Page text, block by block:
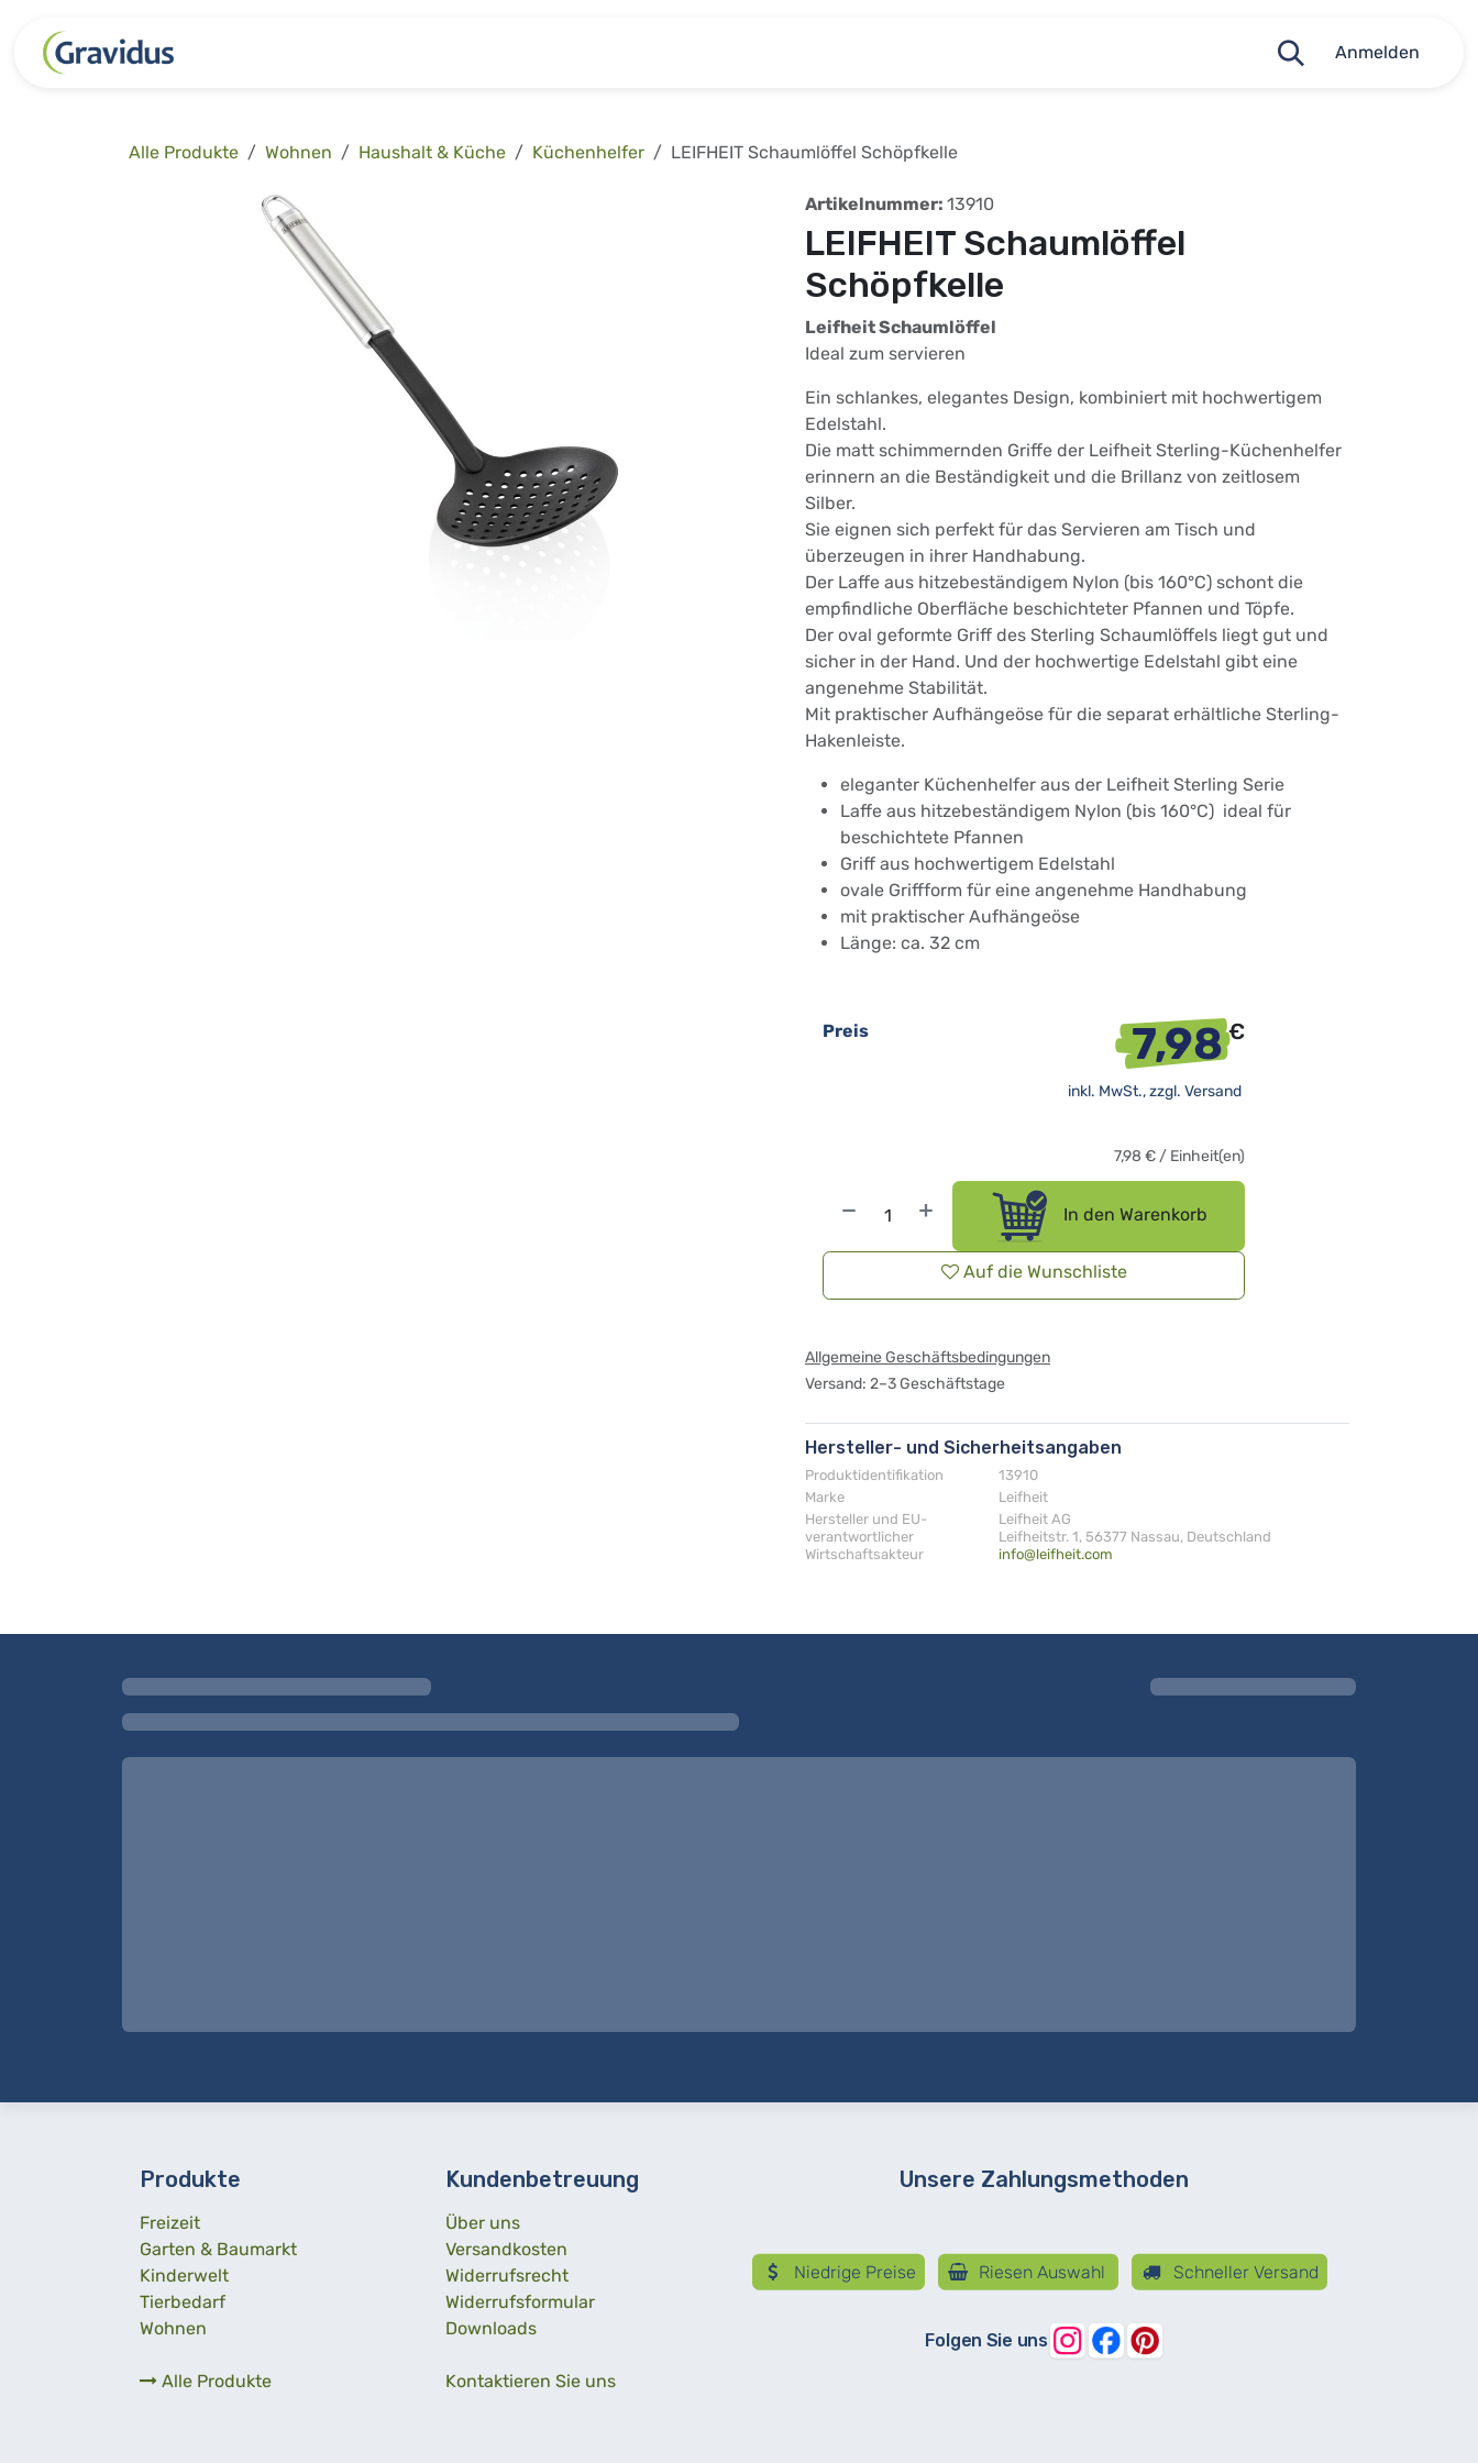
Anmelden
Alle Produkte Wohnen Haushalt & Küche Küchenhelfer LEIFHEIT Schaumlöffel Schöpfkelle
Artikelnummer: 13910
LEIFHEIT Schaumlöffel
Schöpfkelle
Leifheit Schaumlöffel
Ideal zum servieren
Ein schlankes, elegantes Design, kombiniert mit hochwertigem
Edelstahl.
Die matt schimmernden Griffe der Leifheit Sterling-Küchenhelfer
erinnern an die Beständigkeit und die Brillanz von zeitlosem
Silber.
Sie eignen sich perfekt für das Servieren am Tisch und
überzeugen in ihrer Handhabung.
Der Laffe aus hitzebeständigem Nylon (bis 160°C) schont die
empfindliche Oberfläche beschichteter Pfannen und Töpfe.
Der oval geformte Griff des Sterling Schaumlöffels liegt gut und
sicher in der Hand. Und der hochwertige Edelstahl gibt eine
angenehme Stabilität.
Mit praktischer Aufhängeöse für die separat erhältliche Sterling-
Hakenleiste.
eleganter Küchenhelfer aus der Leifheit Sterling Serie
Laffe aus hitzebeständigem Nylon (bis 160°C)  ideal für
beschichtete Pfannen
Griff aus hochwertigem Edelstahl
ovale Griffform für eine angenehme Handhabung
mit praktischer Aufhängeöse
Länge: ca. 32 cm
In den Warenkorb
Auf die Wunschliste
Preis 7,98€
inkl. MwSt., zzgl. Versand
7,98 €/ Einheit(en)
Allgemeine Geschäftsbedingungen
Versand: 2–3 Geschäftstage
Hersteller- und Sicherheitsangaben
Produktidentifikation
13910
Marke
Leifheit
Hersteller und EU-
verantwortlicher
Wirtschaftsakteur
Leifheit AG
Leifheitstr. 1, 56377 Nassau, Deutschland
info@leifheit.com
Produkte
Freizeit
Garten & Baumarkt
Kinderwelt
Tierbedarf
Wohnen
Alle Produkte
Kundenbetreuung
Über uns
Versandkosten
Widerrufsrecht
Widerrufsformular
Downloads
Kontaktieren Sie uns
Unsere Zahlungsmethoden
Niedrige Preise Riesen Auswahl Schneller Versand
Folgen Sie uns